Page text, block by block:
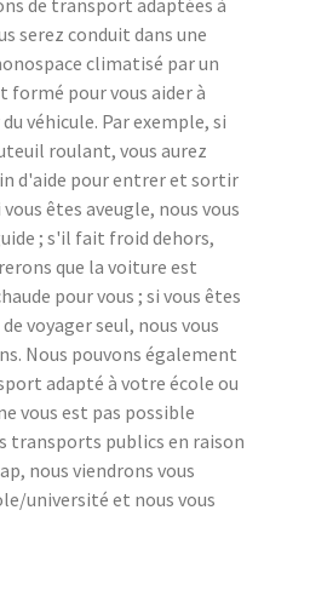
de transport adaptées à
serez conduit dans une
climatisé par un
formé pour vous aider à
véhicule. Par exemple, si
roulant, vous aurez
d'aide pour entrer et sortir
êtes aveugle, nous vous
; s'il fait froid dehors,
que la voiture est
pour vous ; si vous êtes
voyager seul, nous vous
Nous pouvons également
adapté à votre école ou
vous est pas possible
transports publics en raison
nous viendrons vous
université et nous vous